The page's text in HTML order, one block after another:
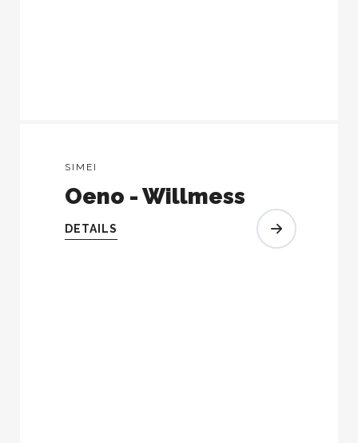
SIMEI
Oeno - Willmess
DETAILS